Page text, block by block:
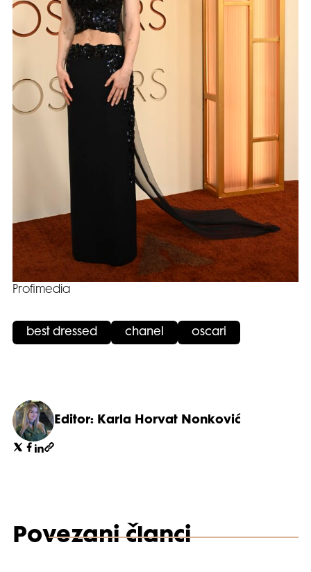
Profimedia
best dressed chanel oscari
Editor: Karla Horvat Nonković
Povezani članci